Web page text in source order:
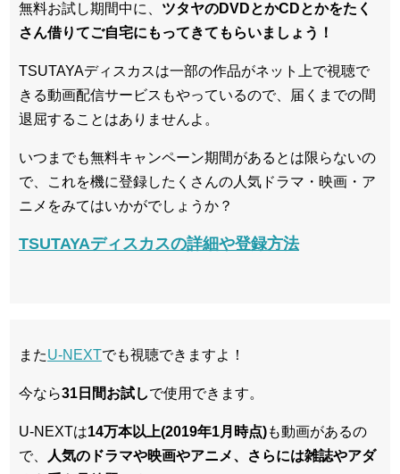
無料お試し期間中に、 ツタヤのDVDとかCDとかをたく
さん借りてご自宅にもってきてもらいましょう！
TSUTAYAディスカスは一部の作品がネット上で視聴で
きる動画配信サービスもやっているので、届くまでの間
退屈することはありませんよ。
いつまでも無料キャンペーン期間があるとは限らないの
で、これを機に登録したくさんの人気ドラマ・映画・ア
ニメをみてはいかがでしょうか？
TSUTAYAディスカスの詳細や登録方法
またU-NEXTでも視聴できますよ！
今なら31日間お試しで使用できます。
U-NEXTは14万本以上(2019年1月時点)も動画があるの
で、
人気のドラマや映画やアニメ、さらには雑誌やアダ